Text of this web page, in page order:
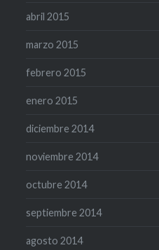
abril 2015
marzo 2015
febrero 2015
enero 2015
diciembre 2014
noviembre 2014
octubre 2014
septiembre 2014
agosto 2014